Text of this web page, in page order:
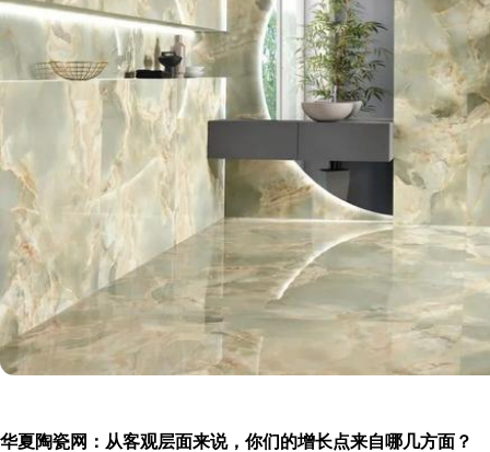
华夏陶瓷网：从客观层面来说，你们的增长点来自哪几方面？